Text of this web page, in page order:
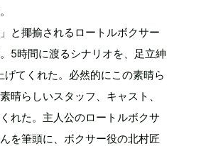
と揶揄されるロートルボクサー
5時間に渡るシナリオを、足立紳
げてくれた。必然的にこの素晴ら
晴らしいスタッフ、キャスト、
れた。主人公のロートルボクサ
を筆頭に、ボクサー役の北村匠